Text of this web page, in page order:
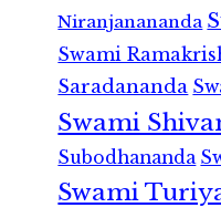
Niranjanananda
Swami
Saradananda
Swami
Subodhananda
Swami